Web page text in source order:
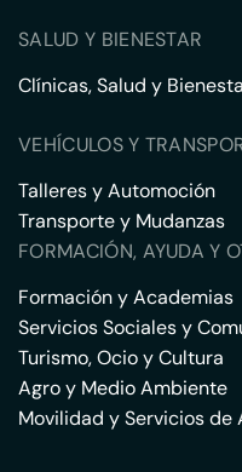
SALUD Y BIENESTAR
Clínicas, Salud y
VEHÍCULOS Y
Talleres y Automoción
Transporte y Mudanzas
FORMACIÓN, AYUDA Y
Formación y Academias
Servicios Sociales y
Turismo, Ocio y Cultura
Agro y Medio Ambiente
Movilidad y Servicios de